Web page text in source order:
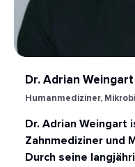
Dr. Adrian Weingart
Humanmediziner,
Dr. Adrian Weingart
Zahnmediziner und
Durch seine